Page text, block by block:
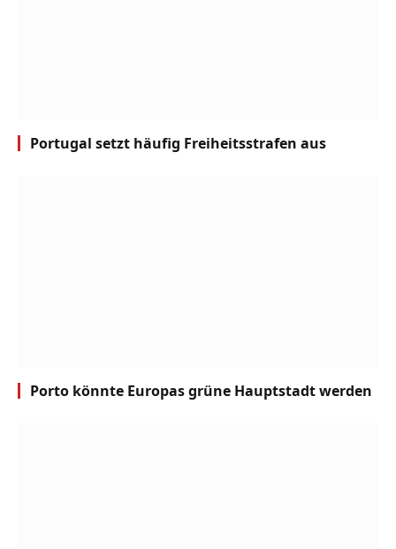
Portugal setzt häufig Freiheitsstrafen aus
Porto könnte Europas grüne Hauptstadt werden